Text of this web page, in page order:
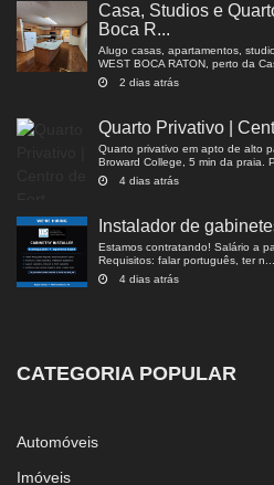
Casa, Studios e
Boca R...
Alugo casas, apartamentos,
WEST BOCA RATON, perto da
2 dias atrás
Quarto Privativo |
Quarto privativo em apto de alto
Broward College, 5 min da praia.
4 dias atrás
Instalador de
Estamos contratando! Salário a
Requisitos: falar português, ter n...
4 dias atrás
CATEGORIA POPULAR
Automóveis
Imóveis